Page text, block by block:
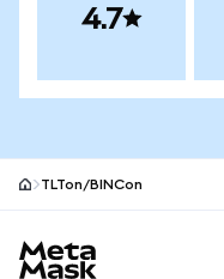
4.7
TLTon/BINCon